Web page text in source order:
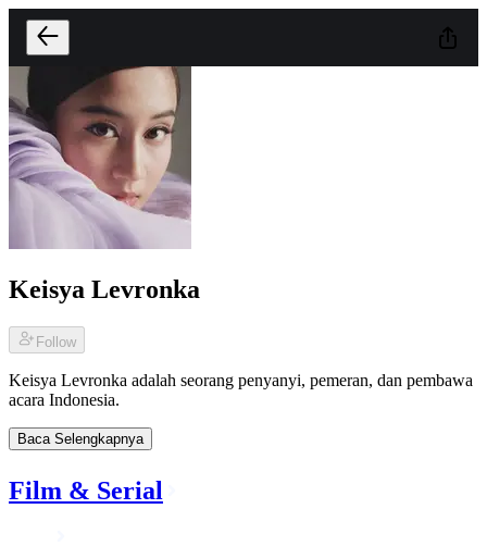
Keisya Levronka
Follow
Keisya Levronka adalah seorang penyanyi, pemeran, dan pembawa
acara Indonesia.
Baca Selengkapnya
Film & Serial